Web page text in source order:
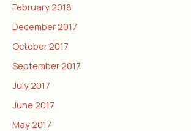
February 2018
December 2017
October 2017
September 2017
July 2017
June 2017
May 2017